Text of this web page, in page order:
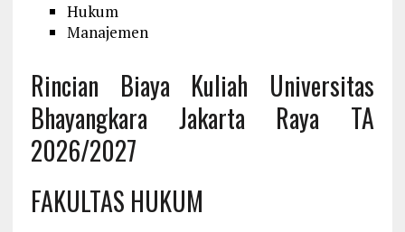
Hukum
Manajemen
Rincian Biaya Kuliah Universitas
Bhayangkara Jakarta Raya TA
2026/2027
FAKULTAS HUKUM